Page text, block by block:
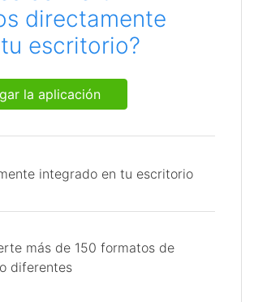
directamente
escritorio?
la aplicación
integrado en tu escritorio
más de 150 formatos de
diferentes